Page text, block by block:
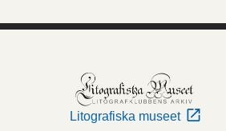
Litografiska museet